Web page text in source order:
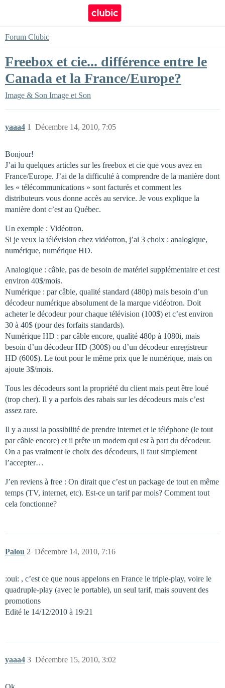
Forum Clubic
Freebox et cie... différence entre le
Canada et la France/Europe?
Image & Son Image et Son
yaaa4 Décembre 14, 2010, 7:05
1
Bonjour!
J’ai lu quelques articles sur les freebox et cie que vous avez en
France/Europe. J’ai de la difficulté à comprendre de la manière dont
les « télécommunications » sont facturés et comment les
distributeurs vous donne accès au service. Je vous explique la
manière dont c’est au Québec.
Un exemple : Vidéotron.
Si je veux la télévision chez vidéotron, j’ai 3 choix : analogique,
numérique, numérique HD.
Analogique : câble, pas de besoin de matériel supplémentaire et cest
environ 40$/mois.
Numérique : par câble, qualité standard (480p) mais besoin d’un
décodeur numérique absolument de la marque vidéotron. Doit
acheter le décodeur pour chaque télévision (100$) et c’est environ
30 à 40$ (pour des forfaits standards).
Numérique HD : par câble encore, qualité 480p à 1080i, mais
besoin d’un décodeur HD (300$) ou d’un décodeur enregistreur
HD (600$). Le tout pour le même prix que le numérique, mais on
ajoute 3$/mois.
Tous les décodeurs sont la propriété du client mais peut être loué
(trop cher). Il y a parfois des rabais sur les décodeurs mais c’est
assez rare.
Il y a aussi la possibilité de prendre internet et le téléphone (le tout
par câble encore) et il prête un modem qui est à part du décodeur.
On a pas vraiment le choix des décodeurs, il faut simplement
l’accepter…
J’en reviens à free : On dirait que c’est un package de tout en même
temps (TV, internet, etc). Est-ce un tarif par mois? Comment tout
cela fonctionne?
Palou Décembre 14, 2010, 7:16
2
:oui: , c’est ce que nous appelons en France le triple-play, voire le
quadruple-play (avec le portable), un seul tarif, mais souvent des
promotions
Edité le 14/12/2010 à 19:21
yaaa4 Décembre 15, 2010, 3:02
3